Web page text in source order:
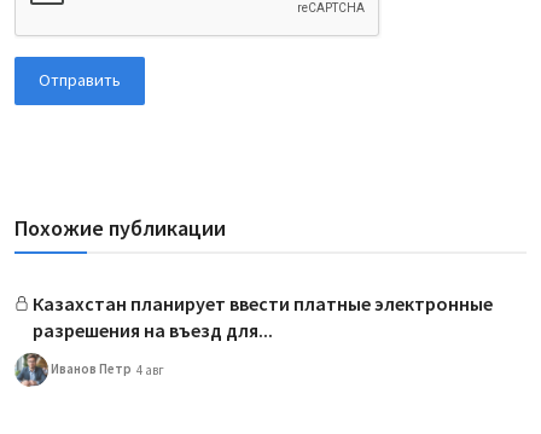
Отправить
Похожие публикации
Казахстан планирует ввести платные электронные
разрешения на въезд для...
Иванов Петр 4 авг